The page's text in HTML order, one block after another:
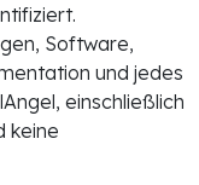
Software,
und jedes
einschließlich
keine